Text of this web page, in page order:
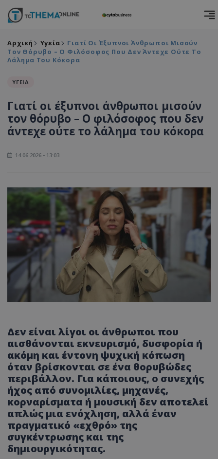
Αρχική Υγεία
Γιατί Οι Έξυπνοι Άνθρωποι Μισούν
Τον Θόρυβο – Ο Φιλόσοφος Που Δεν Άντεχε Ούτε Το
Λάλημα Του Κόκορα
ΥΓΕΙΑ
Γιατί οι έξυπνοι άνθρωποι μισούν
τον θόρυβο – Ο φιλόσοφος που δεν
άντεχε ούτε το λάλημα του κόκορα
14.06.2026 - 13:03
Δεν είναι λίγοι οι άνθρωποι που
αισθάνονται εκνευρισμό, δυσφορία ή
ακόμη και έντονη ψυχική κόπωση
όταν βρίσκονται σε ένα θορυβώδες
περιβάλλον. Για κάποιους, ο συνεχής
ήχος από συνομιλίες, μηχανές,
κορναρίσματα ή μουσική δεν αποτελεί
απλώς μια ενόχληση, αλλά έναν
πραγματικό «εχθρό» της
συγκέντρωσης και της
δημιουργικότητας.